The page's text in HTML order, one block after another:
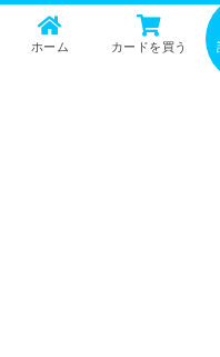
ホーム カードを買う
運営会社